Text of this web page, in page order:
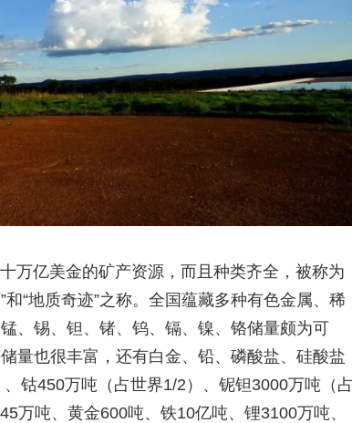
万亿美金的矿产资源，而且种类齐全，被称为
“地质奇迹”之称。全国蕴藏多种有色金属、稀
、锡、钽、锗、钨、镉、镍、铬储量颇为可
量也很丰富，还有白金、铅、磷酸盐、硅酸盐
钴450万吨（占世界1/2）、铌钽3000万吨（
万吨、黄金600吨、铁10亿吨、锂3100万吨、